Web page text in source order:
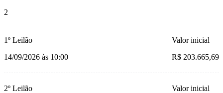
2
1º Leilão
14/09/2026 às 10:00
Valor inicial
R$ 203.665,69
2º Leilão
Valor inicial